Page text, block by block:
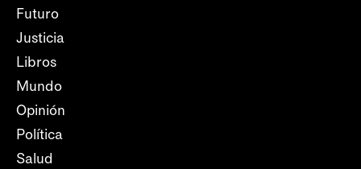
Futuro
Justicia
Libros
Mundo
Opinión
Política
Salud